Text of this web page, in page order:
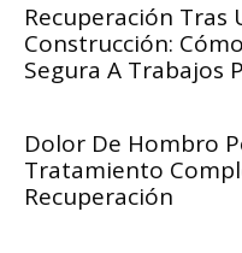
Recuperación Tras
Construcción:
Segura A Trabajos
Dolor De Hombro
Tratamiento
Recuperación